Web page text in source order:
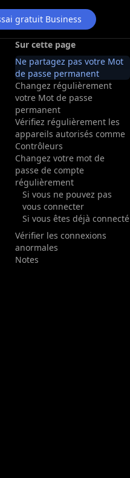
gratuit Business
Sur cette page
Ne partagez pas votre Mot
de passe permanent
Changez régulièrement
votre Mot de passe
permanent
Vérifiez régulièrement les
appareils autorisés comme
Contrôleurs
Changez votre mot de
passe de compte
régulièrement
Si vous ne pouvez pas
vous connecter
Si vous êtes déjà connecté
Vérifier les connexions
anormales
Notes